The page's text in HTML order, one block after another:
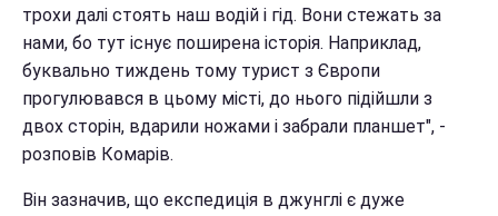
трохи далі стоять наш водій і гід. Вони стежать за
нами, бо тут існує поширена історія. Наприклад,
буквально тиждень тому турист з Європи
прогулювався в цьому місті, до нього підійшли з
двох сторін, вдарили ножами і забрали планшет", -
розповів Комарів.
Він зазначив, що експедиція в джунглі є дуже